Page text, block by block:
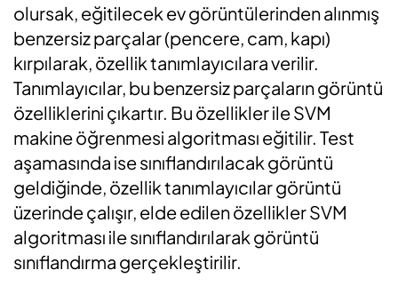
olursak, eğitilecek ev görüntülerinden alınmış
benzersiz parçalar (pencere, cam, kapı)
kırpılarak, özellik tanımlayıcılara verilir.
Tanımlayıcılar, bu benzersiz parçaların görüntü
özelliklerini çıkartır. Bu özellikler ile SVM
makine öğrenmesi algoritması eğitilir. Test
aşamasında ise sınıflandırılacak görüntü
geldiğinde, özellik tanımlayıcılar görüntü
üzerinde çalışır, elde edilen özellikler SVM
algoritması ile sınıflandırılarak görüntü
sınıflandırma gerçekleştirilir.